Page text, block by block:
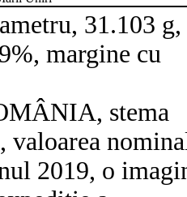
31.103 g,
margine cu
stema
valoarea
2019, o